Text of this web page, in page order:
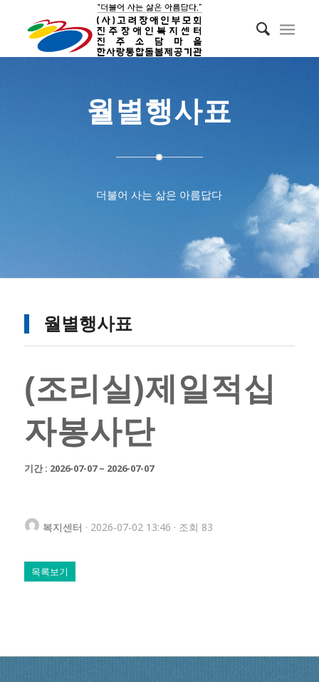
월별행사표
더불어 사는 삶은 아름답다
월별행사표
(조리실)제일적십
자봉사단
기간 : 2026-07-07 ~ 2026-07-07
복지센터 · 2026-07-02 13:46 · 조회 83
목록보기